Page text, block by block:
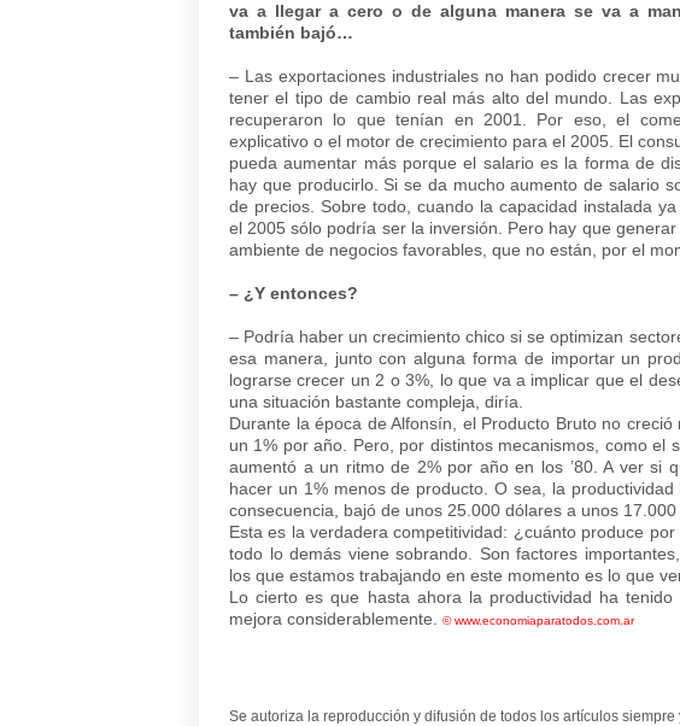
va a llegar a cero o de alguna manera se va a
también bajó…
– Las exportaciones industriales no han podido crecer
tener el tipo de cambio real más alto del mundo. Las
recuperaron lo que tenían en 2001. Por eso, el
explicativo o el motor de crecimiento para el 2005. El
pueda aumentar más porque el salario es la forma de
hay que producirlo. Si se da mucho aumento de salario
de precios. Sobre todo, cuando la capacidad instalada
el 2005 sólo podría ser la inversión. Pero hay que
ambiente de negocios favorables, que no están, por el
– ¿Y entonces?
– Podría haber un crecimiento chico si se optimizan
esa manera, junto con alguna forma de importar un
lograrse crecer un 2 o 3%, lo que va a implicar que el
una situación bastante compleja, diría.
Durante la época de Alfonsín, el Producto Bruto no
un 1% por año. Pero, por distintos mecanismos, como el
aumentó a un ritmo de 2% por año en los ’80. A ver si
hacer un 1% menos de producto. O sea, la
consecuencia, bajó de unos 25.000 dólares a unos
Esta es la verdadera competitividad: ¿cuánto produce
todo lo demás viene sobrando. Son factores
los que estamos trabajando en este momento es lo que
Lo cierto es que hasta ahora la productividad ha
mejora considerablemente.
©www.economiaparatodos.com.ar
Se autoriza la reproducción y difusión de todos los artículos